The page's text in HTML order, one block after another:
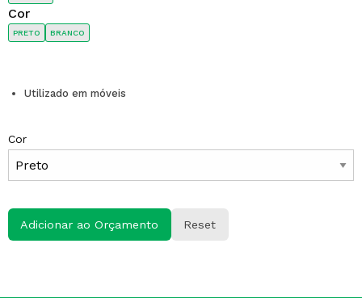
Cor
PRETO BRANCO
Utilizado em móveis
Cor
Adicionar ao Orçamento Reset